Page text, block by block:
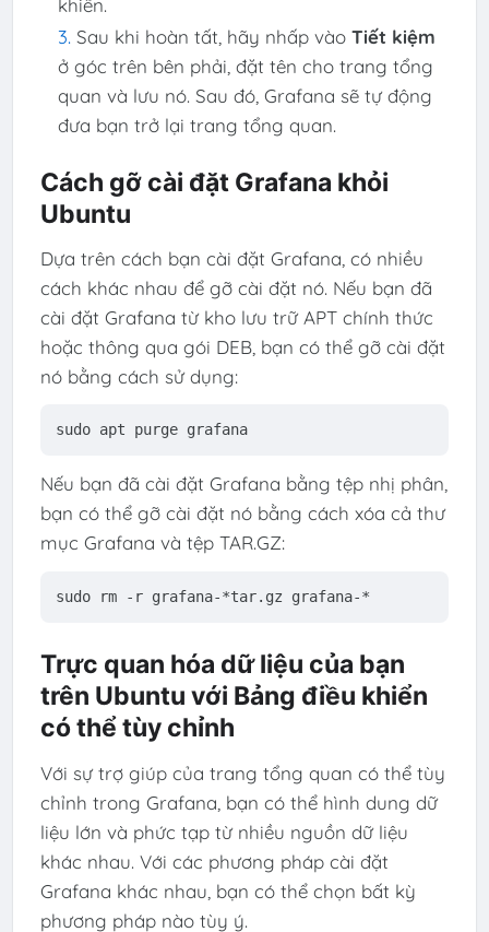
khiển.
Sau khi hoàn tất, hãy nhấp vào Tiết kiệm
ở góc trên bên phải, đặt tên cho trang tổng
quan và lưu nó. Sau đó, Grafana sẽ tự động
đưa bạn trở lại trang tổng quan.
Cách gỡ cài đặt Grafana khỏi
Ubuntu
Dựa trên cách bạn cài đặt Grafana, có nhiều
cách khác nhau để gỡ cài đặt nó. Nếu bạn đã
cài đặt Grafana từ kho lưu trữ APT chính thức
hoặc thông qua gói DEB, bạn có thể gỡ cài đặt
nó bằng cách sử dụng:
sudo apt purge grafana
Nếu bạn đã cài đặt Grafana bằng tệp nhị phân,
bạn có thể gỡ cài đặt nó bằng cách xóa cả thư
mục Grafana và tệp TAR.GZ:
sudo rm -r grafana-*tar.gz grafana-*
Trực quan hóa dữ liệu của bạn
trên Ubuntu với Bảng điều khiển
có thể tùy chỉnh
Với sự trợ giúp của trang tổng quan có thể tùy
chỉnh trong Grafana, bạn có thể hình dung dữ
liệu lớn và phức tạp từ nhiều nguồn dữ liệu
khác nhau. Với các phương pháp cài đặt
Grafana khác nhau, bạn có thể chọn bất kỳ
phương pháp nào tùy ý.